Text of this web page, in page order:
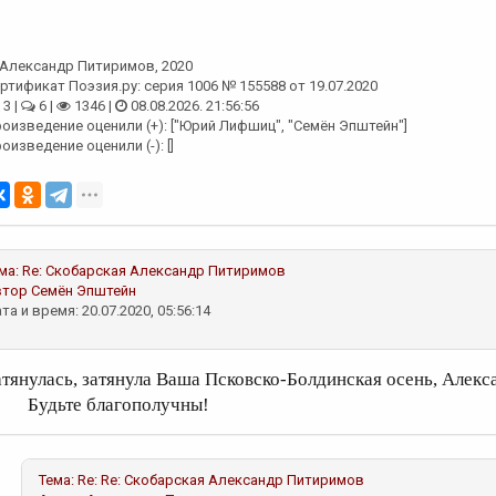
Александр Питиримов, 2020
Поэзия.ру: серия 1006 № 155588 от 19.07.2020
3 |
6 | 1346 |
08.08.2026. 21:56:56
оценили (+): ["Юрий Лифшиц", "Семён Эпштейн"]
оценили (-): []
Re: Скобарская Александр Питиримов
Семён Эпштейн
и время: 20.07.2020, 05:56:14
затянула Ваша Псковско-
благополучны!
Тема: Re: Re: Скобарская Александр Питиримов